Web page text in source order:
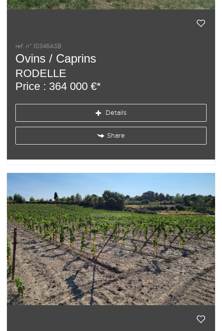
ref. n° 10346ASB
Ovins / Caprins
RODELLE
Price : 364 000 €*
Details
Share